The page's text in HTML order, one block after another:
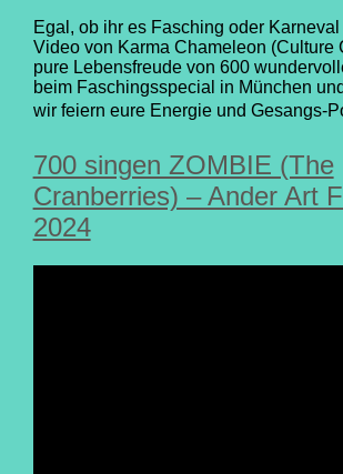
Egal, ob ihr es Fasching oder
Video von Karma Chameleon (Culture
pure Lebensfreude von 600
beim Faschingsspecial in München
wir feiern eure Energie und Gesangs-
700 singen ZOMBIE (The
Cranberries) – Ander Art
2024